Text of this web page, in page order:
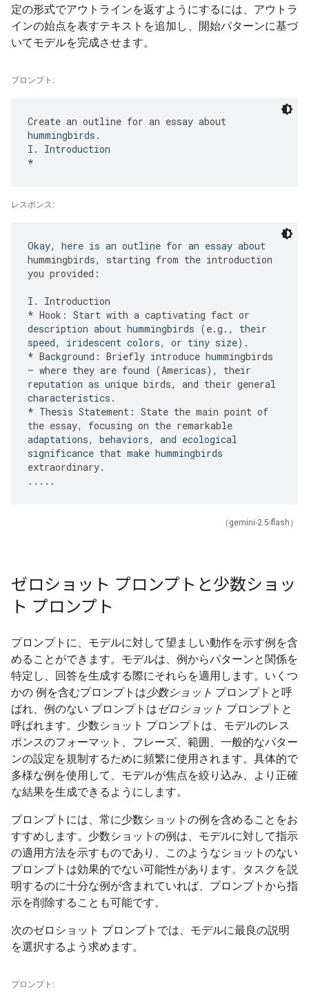
定の形式でアウトラインを返すようにするには、アウトラ
インの始点を表すテキストを追加し、開始パターンに基づ
いてモデルを完成させます。
プロンプト:
Create an outline for an essay about
hummingbirds.
I. Introduction
レスポンス:
Okay, here is an outline for an essay about
hummingbirds, starting from the introduction
you provided:
I. Introduction
* Hook: Start with a captivating fact or
description about hummingbirds (e.g., their
speed, iridescent colors, or tiny size).
* Background: Briefly introduce hummingbirds
– where they are found (Americas), their
reputation as unique birds, and their general
characteristics.
* Thesis Statement: State the main point of
the essay, focusing on the remarkable
adaptations, behaviors, and ecological
significance that make hummingbirds
extraordinary.
（gemini-2.5-flash）
ゼロショット プロンプトと少数ショッ
ト プロンプト
プロンプトに、モデルに対して望ましい動作を示す例を含
めることができます。モデルは、例からパターンと関係を
特定し、回答を生成する際にそれらを適用します。いくつ
かの 例を含むプロンプトは少数ショット プロンプトと呼
ばれ、例のない プロンプトはゼロショット プロンプトと
呼ばれます。少数ショット プロンプトは、モデルのレス
ポンスのフォーマット、フレーズ、範囲、一般的なパター
ンの設定を規制するために頻繁に使用されます。具体的で
多様な例を使用して、モデルが焦点を絞り込み、より正確
な結果を生成できるようにします。
プロンプトには、常に少数ショットの例を含めることをお
すすめします。少数ショットの例は、モデルに対して指示
の適用方法を示すものであり、このようなショットのない
プロンプトは効果的でない可能性があります。タスクを説
明するのに十分な例が含まれていれば、プロンプトから指
示を削除することも可能です。
次のゼロショット プロンプトでは、モデルに最良の説明
を選択するよう求めます。
プロンプト: